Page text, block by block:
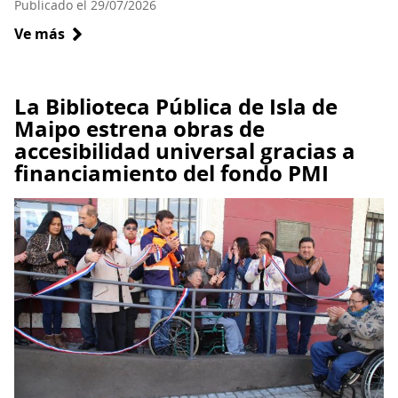
Publicado el 29/07/2026
Ve más sobre
de
las
infancias
y
lactancia
materna
en
la
Biblioteca
Santiago
Severin
La Biblioteca Pública de Isla de
Maipo estrena obras de
accesibilidad universal gracias a
financiamiento del fondo PMI